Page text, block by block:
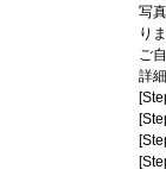
写
り
ご
詳